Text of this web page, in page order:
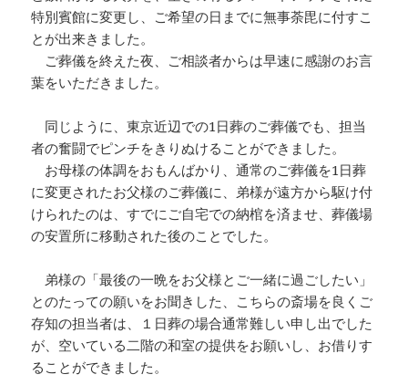
特別賓館に変更し、ご希望の日までに無事荼毘に付すこ
とが出来きました。
ご葬儀を終えた夜、ご相談者からは早速に感謝のお言
葉をいただきました。
同じように、東京近辺での1日葬のご葬儀でも、担当
者の奮闘でピンチをきりぬけることができました。
お母様の体調をおもんばかり、通常のご葬儀を1日葬
に変更されたお父様のご葬儀に、弟様が遠方から駆け付
けられたのは、すでにご自宅での納棺を済ませ、葬儀場
の安置所に移動された後のことでした。
弟様の「最後の一晩をお父様とご一緒に過ごしたい」
とのたっての願いをお聞きした、こちらの斎場を良くご
存知の担当者は、１日葬の場合通常難しい申し出でした
が、空いている二階の和室の提供をお願いし、お借りす
ることができました。